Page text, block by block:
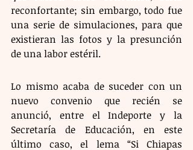
reconfortante; sin embargo, todo fue
una serie de simulaciones, para que
existieran las fotos y la presunción
de una labor estéril.
Lo mismo acaba de suceder con un
nuevo convenio que recién se
anunció, entre el Indeporte y la
Secretaría de Educación, en este
último caso, el lema “Si Chiapas